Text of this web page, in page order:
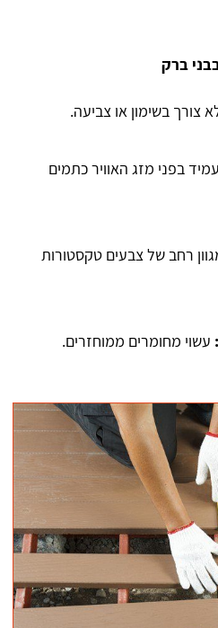
ברק
צורך בשימון או צביעה.
עמיד בפני מזג האוויר כתמים
רחב של צבעים טקסטורות
עשוי מחומרים ממוחזרים.